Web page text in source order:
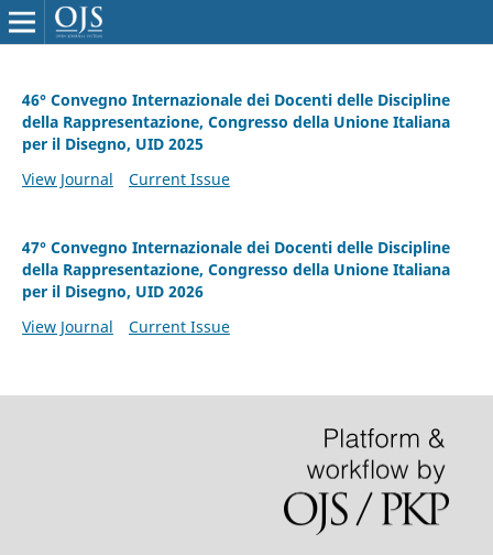
46° Convegno Internazionale dei Docenti delle Discipline
della Rappresentazione, Congresso della Unione Italiana
per il Disegno, UID 2025
View Journal
Current Issue
47° Convegno Internazionale dei Docenti delle Discipline
della Rappresentazione, Congresso della Unione Italiana
per il Disegno, UID 2026
View Journal
Current Issue